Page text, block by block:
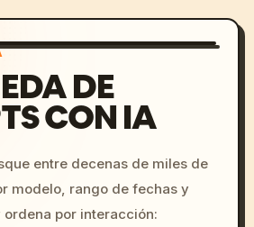
DE
CON IA
entre decenas de miles de
modelo, rango de fechas y
por interacción: